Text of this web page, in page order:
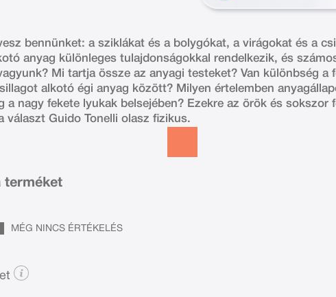
bennünket: a sziklákat és a bolygókat, a virágokat és a
anyag különleges tulajdonságokkal rendelkezik, és
Mi tartja össze az anyagi testeket? Van különbség a
alkotó égi anyag között? Milyen értelemben
a nagy fekete lyukak belsejében? Ezekre az örök és sokszor
választ Guido Tonelli olasz fizikus.
terméket
MÉG NINCS ÉRTÉKELÉS